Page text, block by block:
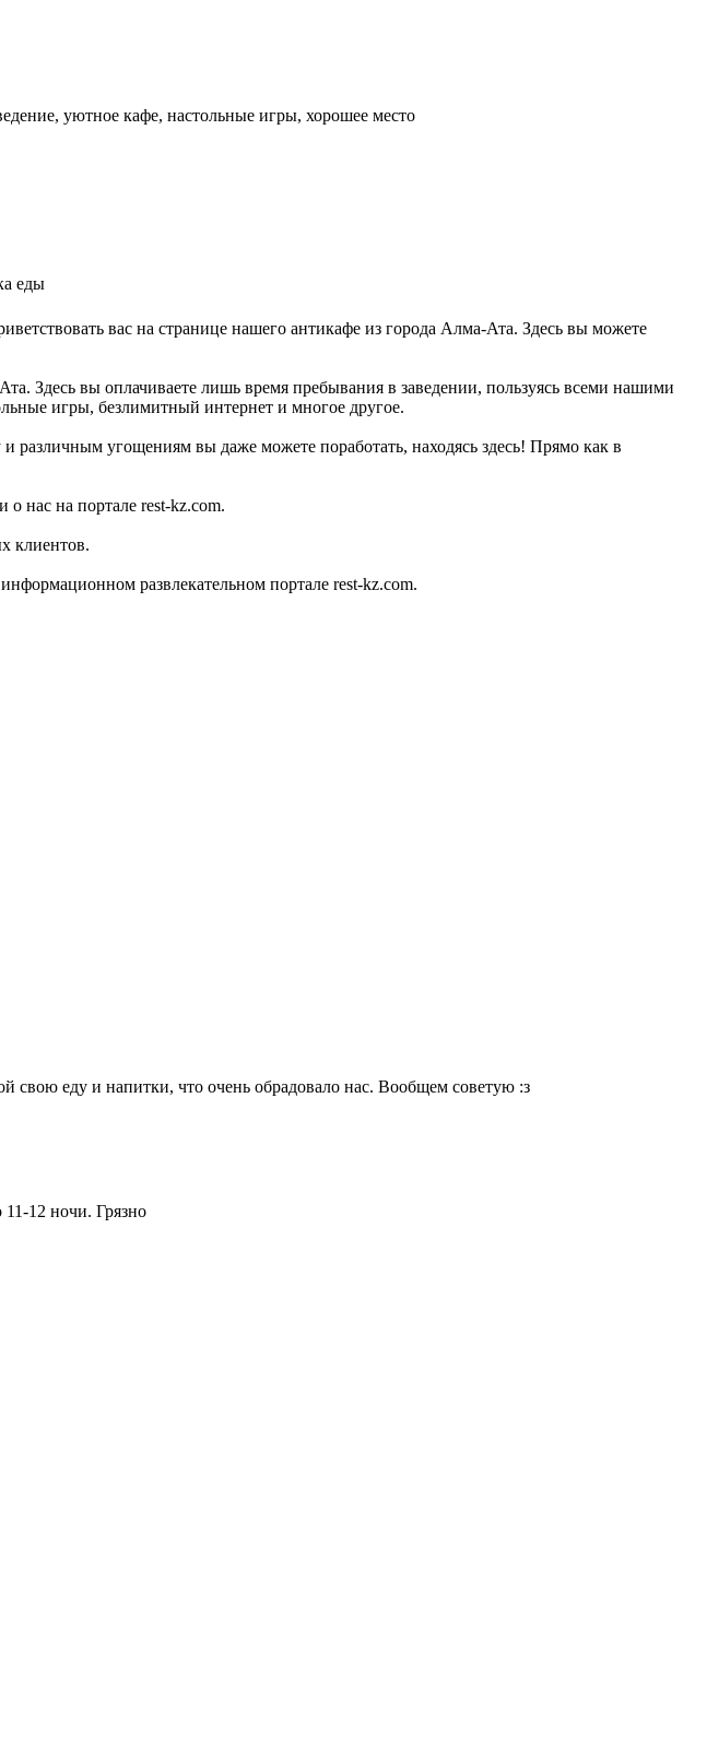
уютное кафе, настольные игры, хорошее место
еды
вас на странице нашего антикафе из города Алма-Ата. Здесь вы можете
Здесь вы оплачиваете лишь время пребывания в заведении, пользуясь всеми нашими
игры, безлимитный интернет и многое другое.
различным угощениям вы даже можете поработать, находясь здесь! Прямо как в
нас на портале rest-kz.com.
клиентов.
развлекательном портале rest-kz.com.
свою еду и напитки, что очень обрадовало нас. Вообщем советую :з
12 ночи. Грязно